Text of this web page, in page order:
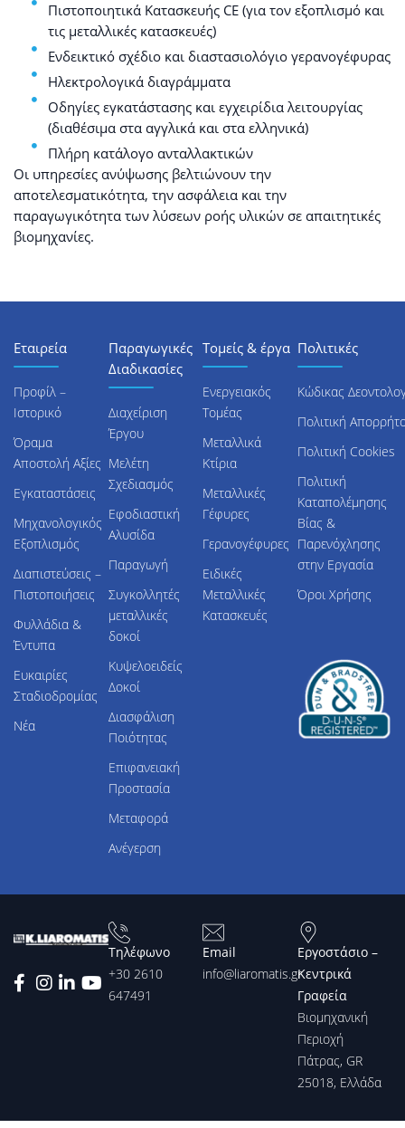
Πιστοποιητικά Κατασκευής CE (για τον εξοπλισμό και
τις μεταλλικές κατασκευές)
Ενδεικτικό σχέδιο και διαστασιολόγιο γερανογέφυρας
Ηλεκτρολογικά διαγράμματα
Οδηγίες εγκατάστασης και εγχειρίδια λειτουργίας
(διαθέσιμα στα αγγλικά και στα ελληνικά)
Πλήρη κατάλογο ανταλλακτικών
Οι υπηρεσίες ανύψωσης βελτιώνουν την
αποτελεσματικότητα, την ασφάλεια και την
παραγωγικότητα των λύσεων ροής υλικών σε απαιτητικές
βιομηχανίες.
Εταιρεία
Προφίλ –
Ιστορικό
Όραμα
Αποστολή Αξίες
Εγκαταστάσεις
Μηχανολογικός
Εξοπλισμός
Διαπιστεύσεις –
Πιστοποιήσεις
Φυλλάδια &
Έντυπα
Ευκαιρίες
Σταδιοδρομίας
Νέα
Παραγωγικές
Διαδικασίες
Διαχείριση
Έργου
Μελέτη
Σχεδιασμός
Εφοδιαστική
Αλυσίδα
Παραγωγή
Συγκολλητές
μεταλλικές
δοκοί
Κυψελοειδείς
Δοκοί
Διασφάλιση
Ποιότητας
Επιφανειακή
Προστασία
Μεταφορά
Ανέγερση
Τομείς & έργα
Ενεργειακός
Τομέας
Μεταλλικά
Κτίρια
Μεταλλικές
Γέφυρες
Γερανογέφυρες
Ειδικές
Μεταλλικές
Κατασκευές
Πολιτικές
Κώδικας
Πολιτική
Πολιτική Cookies
Πολιτική
Καταπολέμησης
Βίας &
Παρενόχλησης
στην Εργασία
Όροι Χρήσης
Τηλέφωνο
+30 2610
647491
Email
info@liaromatis.gr
Εργοστάσιο –
Κεντρικά
Γραφεία
Βιομηχανική
Περιοχή
Πάτρας, GR
25018, Ελλάδα